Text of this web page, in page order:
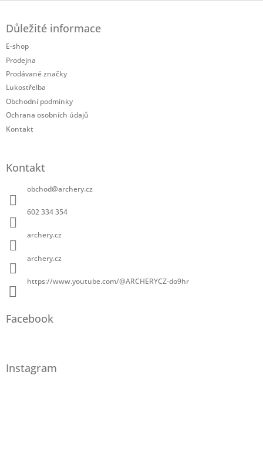
Důležité informace
E-shop
Prodejna
Prodávané značky
Lukostřelba
Obchodní podmínky
Ochrana osobních údajů
Kontakt
Kontakt
obchod@archery.cz
602 334 354
archery.cz
archery.cz
https://www.youtube.com/@ARCHERYCZ-do9hr
Facebook
Instagram